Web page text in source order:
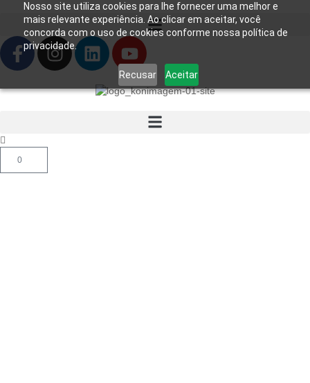
Nosso site utiliza cookies para lhe fornecer uma melhor e
mais relevante experiência. Ao clicar em aceitar, você
concorda com o uso de cookies conforme nossa política de
privacidade.
Recusar Aceitar
0